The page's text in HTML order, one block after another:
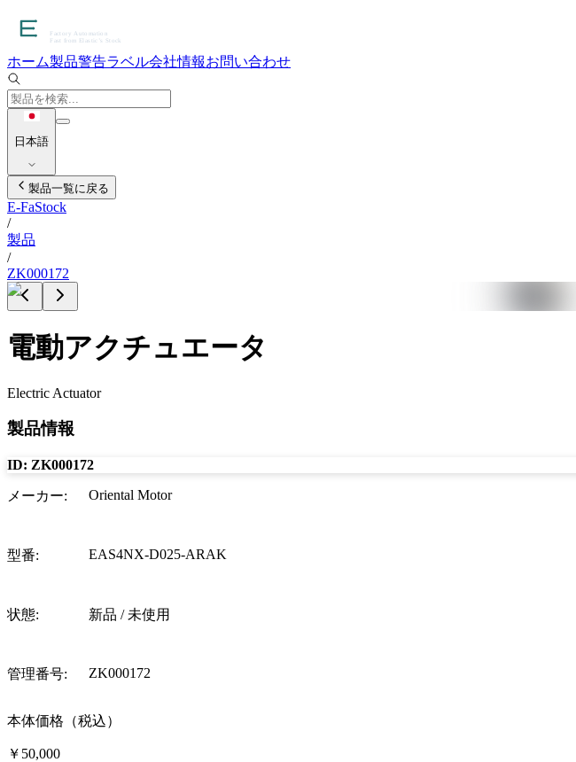
ホーム製品警告ラベル会社情報お問い合わせ
日本語
製品一覧に戻る
E-FaStock
/
製品
/
ZK000172
電動アクチュエータ
Electric Actuator
製品情報
ID: ZK000172
メーカー: Oriental Motor
型番: EAS4NX-D025-ARAK
状態: 新品 / 未使用
管理番号: ZK000172
本体価格（税込）
￥50,000